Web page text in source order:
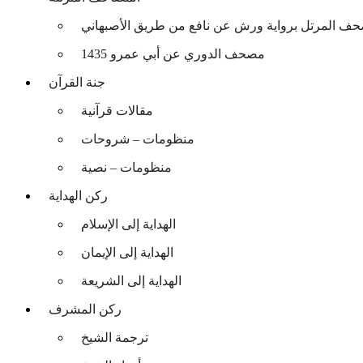
المرتل برواية ورش عن نافع من طريق الأصبهاني
مصحف الدوري عن أبي عمرو 1435
جنة القرآن
مقالات قرآنية
منظومات – شروحات
منظومات – نصية
ركن الهداية
الهداية إلى الإسلام
الهداية إلى الإيمان
الهداية إلى الشريعة
ركن المشرف
ترجمة الشيخ